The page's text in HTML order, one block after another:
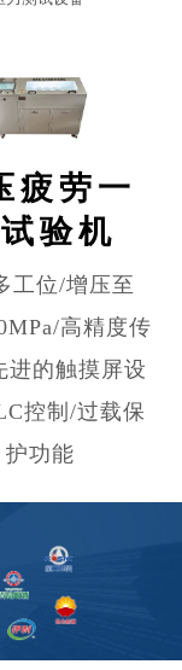
疲劳一
验机
工位/增压至
高精度传
进的触摸屏设
控制/过载保
护功能